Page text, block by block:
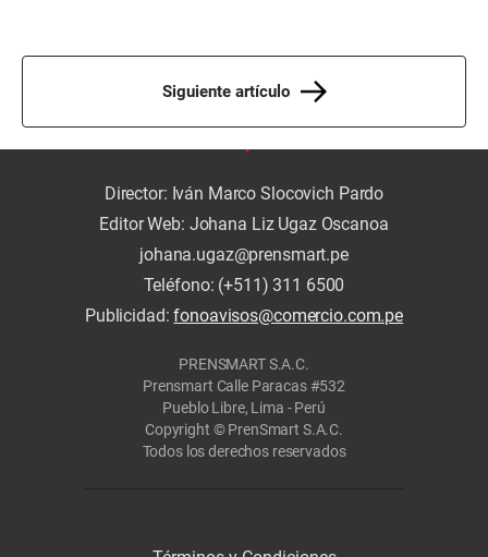
Siguiente artículo
Director: Iván Marco Slocovich Pardo
Editor Web: Johana Liz Ugaz Oscanoa
johana.ugaz@prensmart.pe
Teléfono: (+511) 311 6500
Publicidad:fonoavisos@comercio.com.pe
PRENSMART S.A.C.
Prensmart Calle Paracas #532
Pueblo Libre, Lima - Perú
Copyright © PrenSmart S.A.C.
Todos los derechos reservados